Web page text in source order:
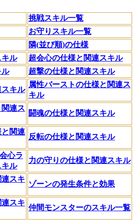
挑戦スキル一覧
お守りスキル一覧
隣(並び順)の仕様
ル
超会心の仕様と関連スキル
ル
超撃の仕様と関連スキル
キル
属性バーストの仕様と関連ス
キル
連ス
闘魂の仕様と関連スキル
関連
反転の仕様と関連スキル
心ラ
キル
力の守りの仕様と関連スキル
スキ
ゾーンの発生条件と効果
スキ
仲間モンスターのスキル一覧